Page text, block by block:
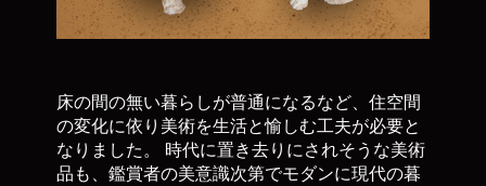
床の間の無い暮らしが普通になるなど、住空間
の変化に依り美術を生活と愉しむ工夫が必要と
なりました。 時代に置き去りにされそうな美術
品も、鑑賞者の美意識次第でモダンに現代の暮